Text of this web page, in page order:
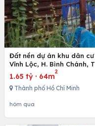
Đất nền dự án khu dân
Vĩnh Lộc, H. Bình Chánh,
1.65 tỷ · 64m
2
Thành phố Hồ Chí Minh
hôm qua